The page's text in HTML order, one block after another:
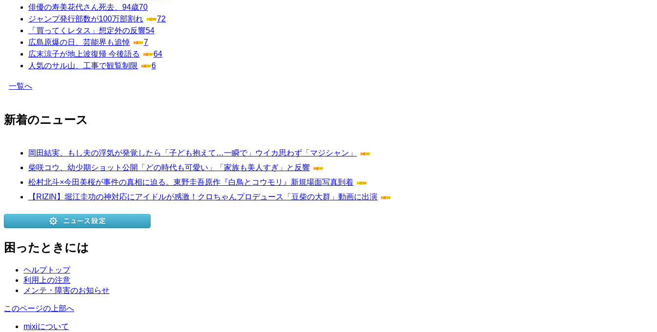
俳優の寿美花代さん死去、94歳70
ジャンプ発行部数が100万部割れ
72
「買ってくレタス」想定外の反響54
広島原爆の日、芸能界も追悼
7
広末涼子が地上波復帰 今後語る
64
人気のサル山、工事で観覧制限
6
一覧へ
新着のニュース
岡田結実、もし夫の浮気が発覚したら「子ども抱えて…一瞬で」ウイカ思わず「マジシャン」
柴咲コウ、幼少期ショット公開「どの時代も可愛い」「家族も美人すぎ」と反響
松村北斗×今田美桜が事件の真相に迫る。東野圭吾原作『白鳥とコウモリ』新規場面写真到着
【RIZIN】堀江圭功の神対応にアイドルが感激！クロちゃんプロデュース「豆柴の大群」動画に出演
困ったときには
ヘルプトップ
利用上の注意
メンテ・障害のお知らせ
このページの上部へ
mixiについて